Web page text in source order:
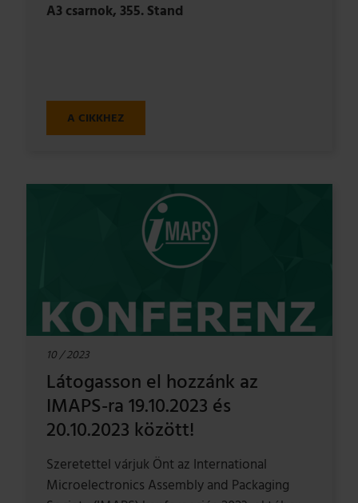
A3 csarnok, 355. Stand
A CIKKHEZ
10 / 2023
Látogasson el hozzánk az
IMAPS-ra 19.10.2023 és
20.10.2023 között!
Szeretettel várjuk Önt az International
Microelectronics Assembly and Packaging